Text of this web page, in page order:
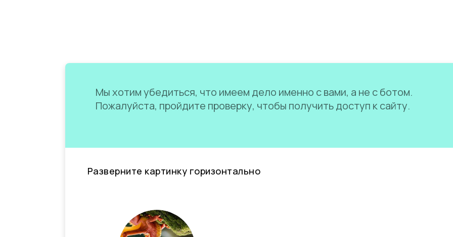
Мы хотим убедиться, что имеем дело именно с вами, а не с ботом.
Пожалуйста, пройдите проверку, чтобы получить доступ к сайту.
Разверните картинку горизонтально